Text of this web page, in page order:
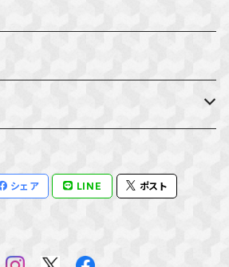
シェア LINE ポスト